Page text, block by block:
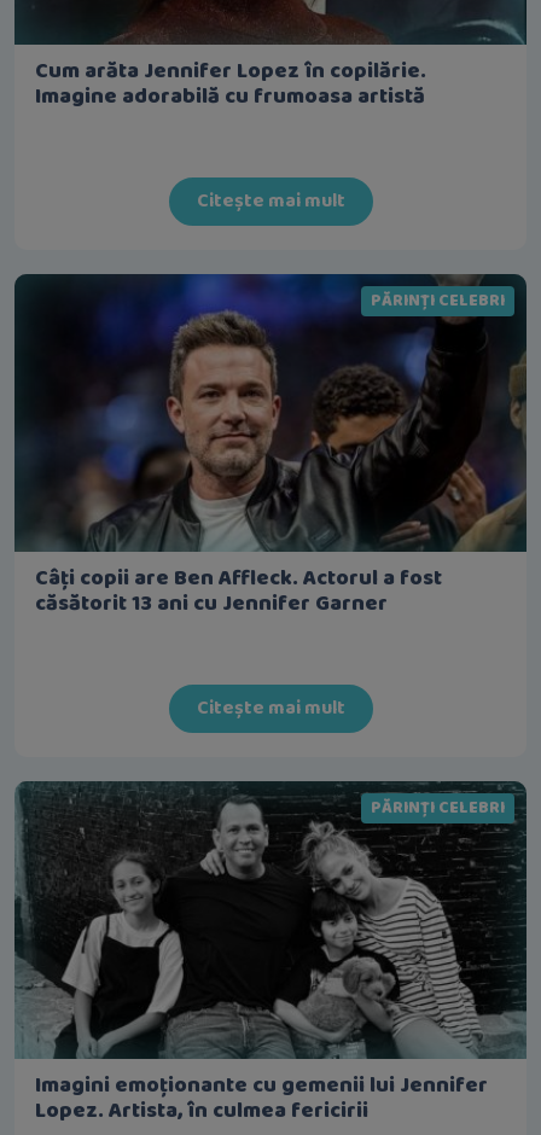
Cum arăta Jennifer Lopez în copilărie.
Imagine adorabilă cu frumoasa artistă
Citește mai mult
PĂRINȚI CELEBRI
Câți copii are Ben Affleck. Actorul a fost
căsătorit 13 ani cu Jennifer Garner
Citește mai mult
PĂRINȚI CELEBRI
Imagini emoționante cu gemenii lui Jennifer
Lopez. Artista, în culmea fericirii